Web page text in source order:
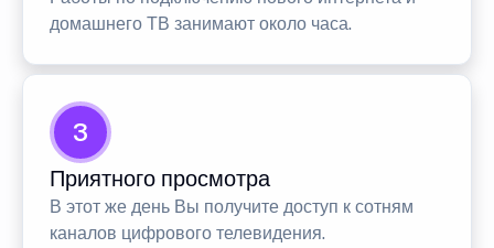
домашнего ТВ занимают около часа.
3
Приятного просмотра
В этот же день Вы получите доступ к сотням
каналов цифрового телевидения.